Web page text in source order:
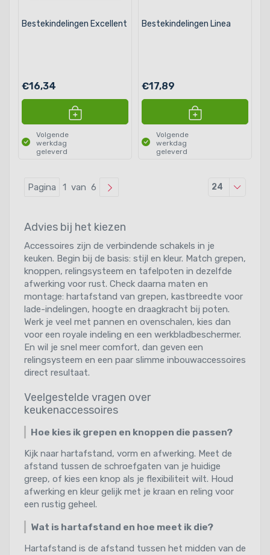
Bestekindelingen Excellent
€16,34
Volgende
werkdag
geleverd
Bestekindelingen Linea
€17,89
Volgende
werkdag
geleverd
24
Pagina 1 van 6
Advies bij het kiezen
Accessoires zijn de verbindende schakels in je
keuken. Begin bij de basis: stijl en kleur. Match grepen,
knoppen, relingsysteem en tafelpoten in dezelfde
afwerking voor rust. Check daarna maten en
montage: hartafstand van grepen, kastbreedte voor
lade-indelingen, hoogte en draagkracht bij poten.
Werk je veel met pannen en ovenschalen, kies dan
voor een royale indeling en een werkbladbeschermer.
En wil je snel meer comfort, dan geven een
relingsysteem en een paar slimme inbouwaccessoires
direct resultaat.
Veelgestelde vragen over
keukenaccessoires
Hoe kies ik grepen en knoppen die passen?
Kijk naar hartafstand, vorm en afwerking. Meet de
afstand tussen de schroefgaten van je huidige
greep, of kies een knop als je flexibiliteit wilt. Houd
afwerking en kleur gelijk met je kraan en reling voor
een rustig geheel.
Wat is hartafstand en hoe meet ik die?
Hartafstand is de afstand tussen het midden van de